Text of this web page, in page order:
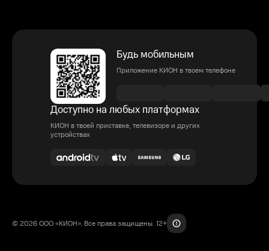
Будь мобильным
Приложение КИОН в твоем телефоне
Доступно на любых платформах
КИОН в твоей приставке, телевизоре и других
устройствах
© 2026 ООО «КИОН». Все права защищены. 12+